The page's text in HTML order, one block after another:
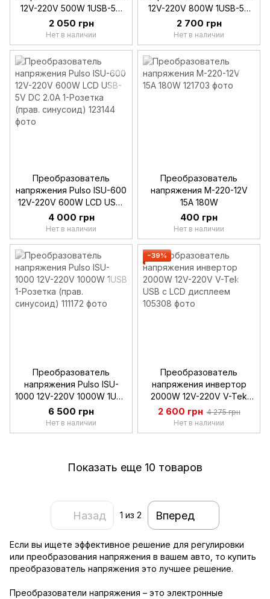
12V-220V 500W 1USB-5V
DC 2.0A 1-Розетка (мод.
синусоид)
2 050 грн
Нет в наличии
12V-220V 800W 1USB-5V
DC 2.0A 1-Розетка (мод.
синусоид)
2 700 грн
Нет в наличии
Преобразователь
напряжения Pulso ISU-600
12V-220V 600W LCD USB-
5V DC 2.0A 1-Розетка
(прав. синусоид)
4 000 грн
Нет в наличии
Преобразователь
напряжения M-220-12V
15A 180W
400 грн
Нет в наличии
Преобразователь
напряжения Pulso ISU-
1000 12V-220V 1000W 1USB
1-Розетка (прав.
синусоид)
6 500 грн
Нет в наличии
−39%
Преобразователь
напряжения инвертор
2000W 12V-220V V-Tek
USB с LCD дисплеем
2 600 грн 4 275 грн
Нет в наличии
Показать еще 10 товаров
Назад 1 из 2 Вперед
Если вы ищете эффективное решение для регулировки
или преобразования напряжения в вашем авто, то купить
преобразователь напряжения это лучшее решение.
Преобразователи напряжения – это электронные